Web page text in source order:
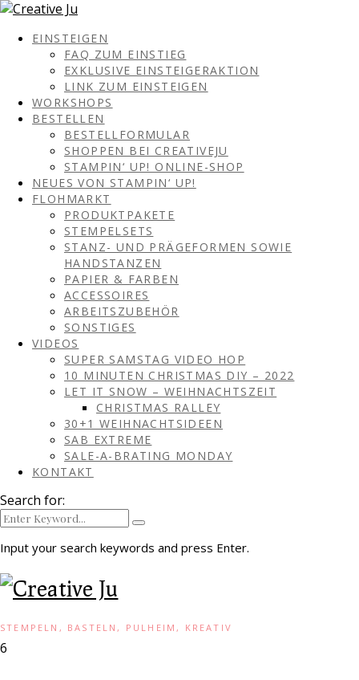
EINSTEIGEN
FAQ ZUM EINSTIEG
EXKLUSIVE EINSTEIGERAKTION
LINK ZUM EINSTEIGEN
WORKSHOPS
BESTELLEN
BESTELLFORMULAR
SHOPPEN BEI CREATIVEJU
STAMPIN‘ UP! ONLINE-SHOP
NEUES VON STAMPIN‘ UP!
FLOHMARKT
PRODUKTPAKETE
STEMPELSETS
STANZ- UND PRÄGEFORMEN SOWIE
HANDSTANZEN
PAPIER & FARBEN
ACCESSOIRES
ARBEITSZUBEHÖR
SONSTIGES
VIDEOS
SUPER SAMSTAG VIDEO HOP
10 MINUTEN CHRISTMAS DIY – 2022
LET IT SNOW – WEIHNACHTSZEIT
CHRISTMAS RALLEY
30+1 WEIHNACHTSIDEEN
SAB EXTREME
SALE-A-BRATING MONDAY
KONTAKT
Search for:
Input your search keywords and press Enter.
STEMPELN, BASTELN, PULHEIM, KREATIV
6